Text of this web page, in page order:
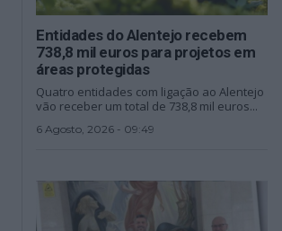
Entidades do Alentejo recebem
738,8 mil euros para projetos em
áreas protegidas
Quatro entidades com ligação ao Alentejo
vão receber um total de 738,8 mil euros...
6 Agosto, 2026 - 09:49